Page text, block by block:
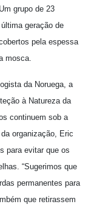
grupo de 23
geração de
pela espessa
mosca.
da Noruega, a
à Natureza da
continuem sob a
organização, Eric
para evitar que os
“Sugerimos que
permanentes para
que retirassem